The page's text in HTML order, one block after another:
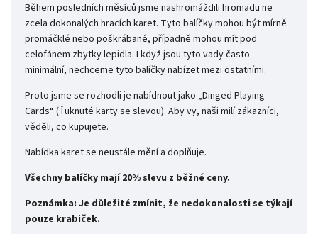
Během posledních měsíců jsme nashromáždili hromadu ne
zcela dokonalých hracích karet. Tyto balíčky mohou být mírně
promáčklé nebo poškrábané, případně mohou mít pod
celofánem zbytky lepidla. I když jsou tyto vady často
minimální, nechceme tyto balíčky nabízet mezi ostatními.
Proto jsme se rozhodli je nabídnout jako „Dinged Playing
Cards“ (Ťuknuté karty se slevou). Aby vy, naši milí zákazníci,
věděli, co kupujete.
Nabídka karet se neustále mění a doplňuje.
Všechny balíčky mají 20% slevu z běžné ceny.
Poznámka: Je důležité zmínit, že nedokonalosti se týkají
pouze krabiček.